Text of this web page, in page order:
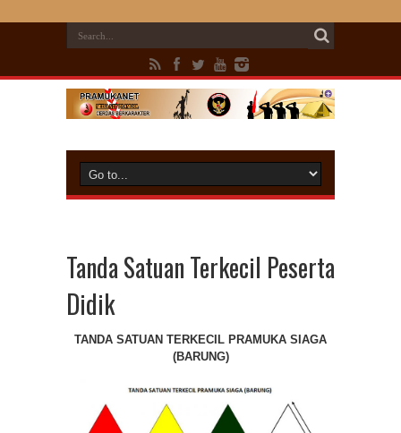
Tanda Satuan Terkecil Peserta
Didik
TANDA SATUAN TERKECIL PRAMUKA SIAGA
(BARUNG)